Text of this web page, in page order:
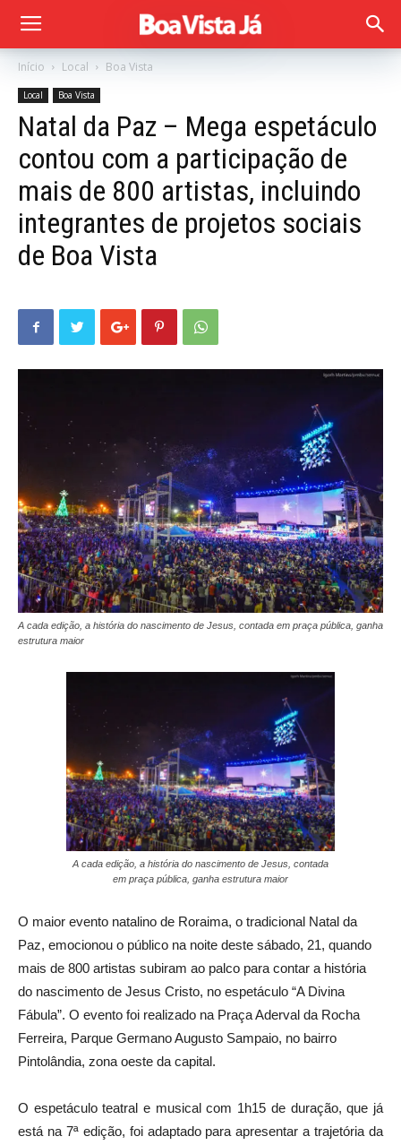
Início Local Boa Vista
Local Boa Vista
Natal da Paz – Mega espetáculo
contou com a participação de
mais de 800 artistas, incluindo
integrantes de projetos sociais
de Boa Vista
A cada edição, a história do nascimento de Jesus, contada em praça pública, ganha
estrutura maior
A cada edição, a história do nascimento de Jesus, contada
em praça pública, ganha estrutura maior
O maior evento natalino de Roraima, o tradicional Natal da
Paz, emocionou o público na noite deste sábado, 21, quando
mais de 800 artistas subiram ao palco para contar a história
do nascimento de Jesus Cristo, no espetáculo “A Divina
Fábula”. O evento foi realizado na Praça Aderval da Rocha
Ferreira, Parque Germano Augusto Sampaio, no bairro
Pintolândia, zona oeste da capital.
O espetáculo teatral e musical com 1h15 de duração, que já
está na 7ª edição, foi adaptado para apresentar a trajetória da